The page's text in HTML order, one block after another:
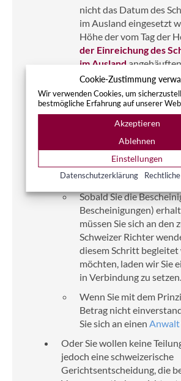
nicht das Datum des
im Ausland eingesetzt
Höhe der vom Tag der
der Einreichung des
im Ausland
beruflichen Vorsorge
(denMusterbrief
Hat nur einer von Ihnen
der beruflichen
angesammelt, muss der
Freizügigkeitskonto
Bank eröffnen, um
erhalten.
Sobald Sie die
Bescheinigungen)
müssen Sie sich an den
Schweizer Richter
diesem Schritt begleitet
möchten, laden wir Sie
in Verbindung zu setzen.
Wenn Sie mit dem
Betrag nicht
Sie sich an einen Anwalt
Oder Sie wollen keine
jedoch eine schweizerische
Gerichtsentscheidung, die
Cookie-Zustimmung
Wir verwenden Cookies, um
bestmögliche Erfahrung auf unserer
Akzeptieren
Ablehnen
Einstellungen
Datenschutzerklärung